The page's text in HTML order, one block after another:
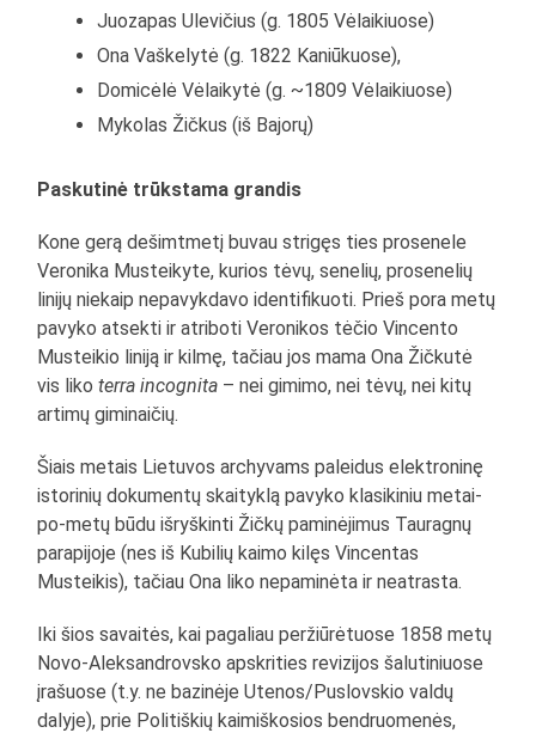
Juozapas Ulevičius (g. 1805 Vėlaikiuose)
Ona Vaškelytė (g. 1822 Kaniūkuose),
Domicėlė Vėlaikytė (g. ~1809 Vėlaikiuose)
Mykolas Žičkus (iš Bajorų)
Paskutinė trūkstama grandis
Kone gerą dešimtmetį buvau strigęs ties prosenele
Veronika Musteikyte, kurios tėvų, senelių, prosenelių
linijų niekaip nepavykdavo identifikuoti. Prieš pora metų
pavyko atsekti ir atriboti Veronikos tėčio Vincento
Musteikio liniją ir kilmę, tačiau jos mama Ona Žičkutė
vis likoterra incognita – nei gimimo, nei tėvų, nei kitų
artimų giminaičių.
Šiais metais Lietuvos archyvams paleidus elektroninę
istorinių dokumentų skaityklą pavyko klasikiniu metai-
po-metų būdu išryškinti Žičkų paminėjimus Tauragnų
parapijoje (nes iš Kubilių kaimo kilęs Vincentas
Musteikis), tačiau Ona liko nepaminėta ir neatrasta.
Iki šios savaitės, kai pagaliau peržiūrėtuose 1858 metų
Novo-Aleksandrovsko apskrities revizijos šalutiniuose
įrašuose (t.y. ne bazinėje Utenos/Puslovskio valdų
dalyje), prie Politiškių kaimiškosios bendruomenės,